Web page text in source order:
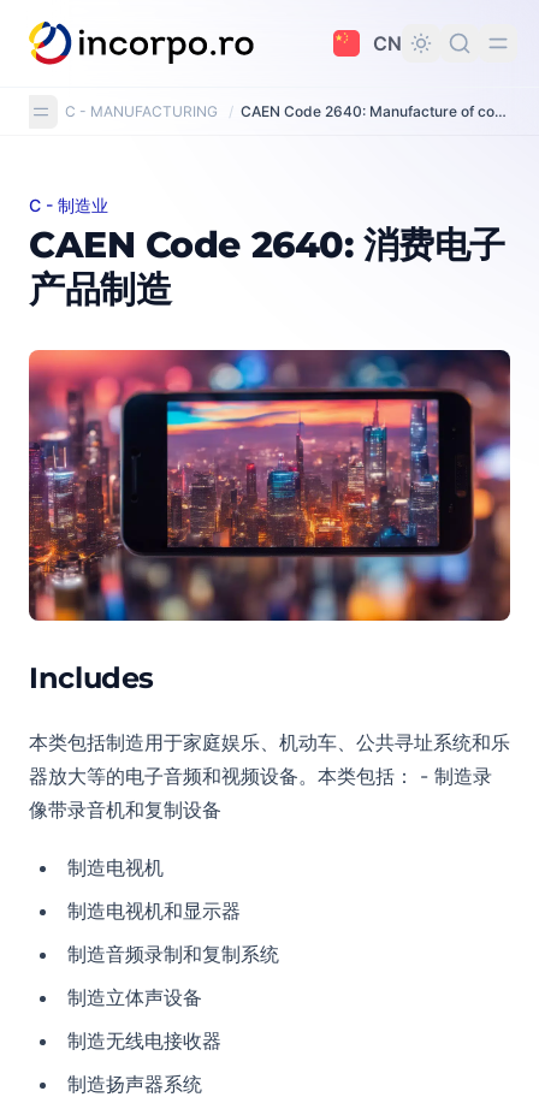
要内容
CN
C - MANUFACTURING / CAEN Code 2640: Manufacture of consumer electronics
CAEN Code 2640: 消费电子产品制造
C - 制造业
CAEN Code 2640: 消费电子
产品制造
Includes
本类包括制造用于家庭娱乐、机动车、公共寻址系统和乐
器放大等的电子音频和视频设备。本类包括： - 制造录
像带录音机和复制设备
制造电视机
制造电视机和显示器
制造音频录制和复制系统
制造立体声设备
制造无线电接收器
制造扬声器系统